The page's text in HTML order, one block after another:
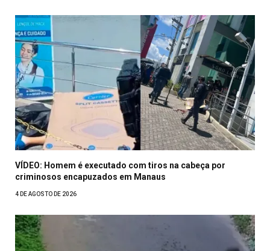
VÍDEO: Homem é executado com tiros na cabeça por
criminosos encapuzados em Manaus
4 DE AGOSTO DE 2026